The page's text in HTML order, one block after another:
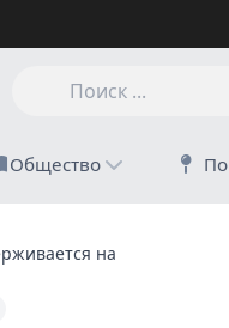
Общество
на 13 часов: